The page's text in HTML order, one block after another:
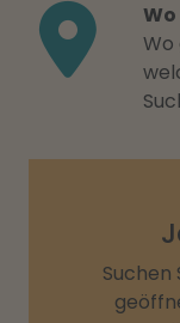
Wo
Wo
Suchen